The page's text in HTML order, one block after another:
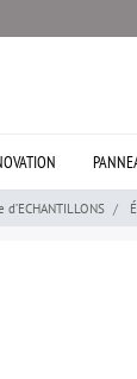
d’ECHANTILLONS